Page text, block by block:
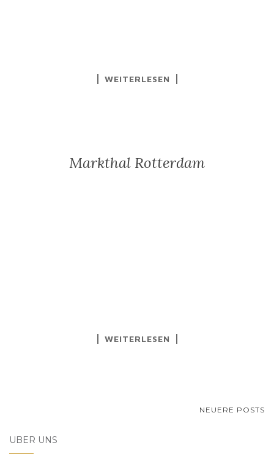
WEITERLESEN
Markthal Rotterdam
WEITERLESEN
BEITRAGSNAVIGATIONNEUERE POSTS
ÜBER UNS